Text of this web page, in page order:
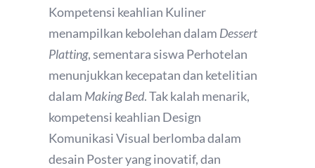
Kompetensi keahlian Kuliner
menampilkan kebolehan dalam Dessert
Platting, sementara siswa Perhotelan
menunjukkan kecepatan dan ketelitian
dalam Making Bed. Tak kalah menarik,
kompetensi keahlian Design
Komunikasi Visual berlomba dalam
desain Poster yang inovatif, dan